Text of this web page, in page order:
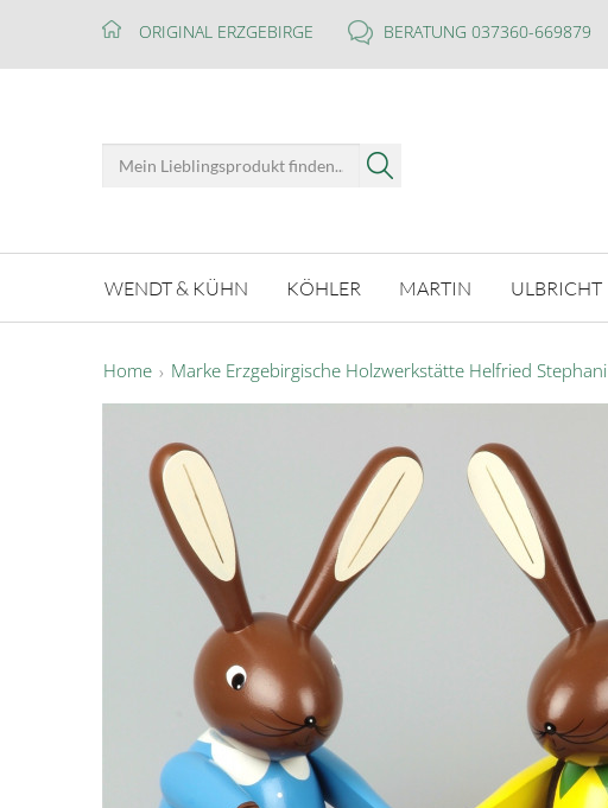
ORIGINAL ERZGEBIRGE BERATUNG 037360-669879
WENDT & KÜHN KÖHLER MARTIN ULBRICHT
Home Marke Erzgebirgische Holzwerkstätte Helfried Stephani